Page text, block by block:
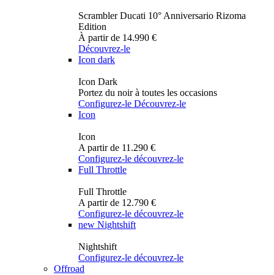
Scrambler Ducati 10° Anniversario Rizoma
Edition
À partir de 14.990 €
Découvrez-le
Icon dark
Icon Dark
Portez du noir à toutes les occasions
Configurez-le Découvrez-le
Icon
Icon
A partir de 11.290 €
Configurez-le découvrez-le
Full Throttle
Full Throttle
A partir de 12.790 €
Configurez-le découvrez-le
new Nightshift
Nightshift
Configurez-le découvrez-le
Offroad